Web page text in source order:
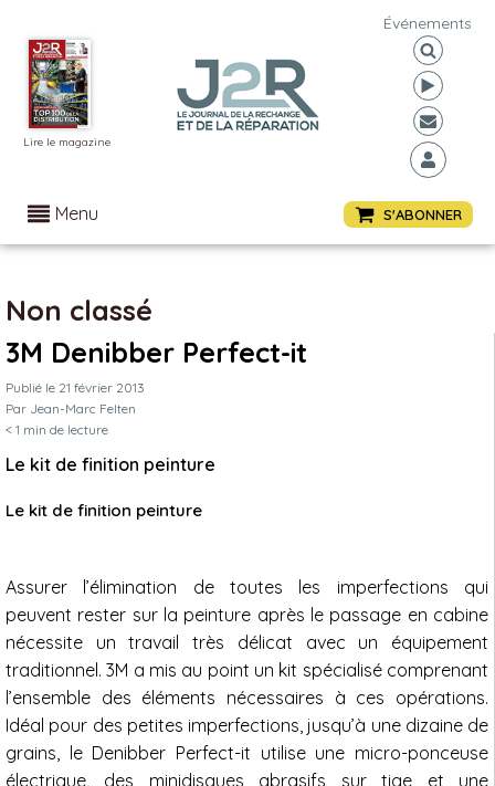
Lire le magazine
Événements
Menu S'ABONNER
Non classé
3M Denibber Perfect-it
Publié le 21 février 2013
Par Jean-Marc Felten
< 1 min de lecture
Le kit de finition peinture
Le kit de finition peinture
Assurer l’élimination de toutes les imperfections qui
peuvent rester sur la peinture après le passage en cabine
nécessite un travail très délicat avec un équipement
traditionnel. 3M a mis au point un kit spécialisé comprenant
l’ensemble des éléments nécessaires à ces opérations.
Idéal pour des petites imperfections, jusqu’à une dizaine de
grains, le Denibber Perfect-it utilise une micro-ponceuse
électrique, des minidisques abrasifs sur tige et une